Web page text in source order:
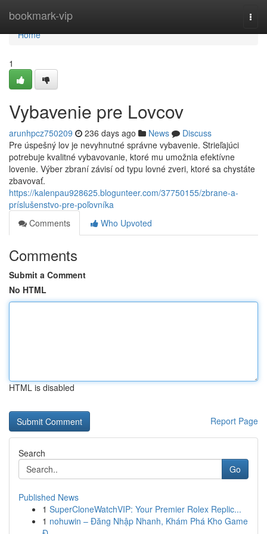
bookmark-vip
Home
Home
1
Vybavenie pre Lovcov
arunhpcz750209 236 days ago News
Discuss
Pre úspešný lov je nevyhnutné správne vybavenie. Strieľajúci
potrebuje kvalitné vybavovanie, ktoré mu umožnia efektívne
lovenie. Výber zbraní závisí od typu lovné zveri, ktoré sa chystáte
zbavovať.
https://kalenpau928625.blogunteer.com/37750155/zbrane-a-
príslušenstvo-pre-poľovníka
Comments
Who Upvoted
Comments
Submit a Comment
No HTML
HTML is disabled
Report Page
Search
Go
Published News
1 SuperCloneWatchVIP: Your Premier Rolex Replic...
1 nohuwin – Đăng Nhập Nhanh, Khám Phá Kho Game